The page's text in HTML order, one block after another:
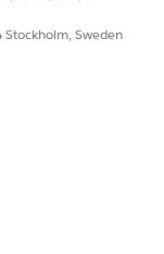
Stockholm, Sweden